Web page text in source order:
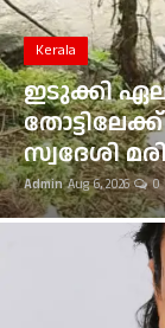
Loksabha
Technology
Health
Jobs Mall
Kerala
ഇടുക്കി
സ്വദേശി
Admin Aug 6, 2026 0